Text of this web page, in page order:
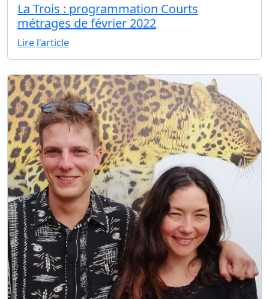
La Trois : programmation Courts
métrages de février 2022
Lire l'article